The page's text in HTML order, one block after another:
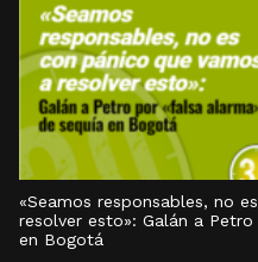
«Seamos responsables, no
resolver esto»: Galán a
en Bogotá